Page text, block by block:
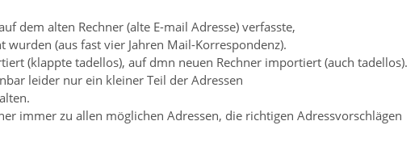
dem alten Rechner (alte E-mail Adresse) verfasste,
(aus fast vier Jahren Mail-Korrespondenz).
(klappte tadellos), auf dmn neuen Rechner importiert (auch tadellos).
leider nur ein kleiner Teil der Adressen
immer zu allen möglichen Adressen, die richtigen Adressvorschlägen